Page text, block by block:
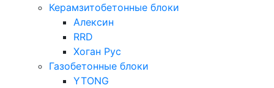
Керамзитобетонные блоки
Алексин
RRD
Хоган Рус
Газобетонные блоки
YTONG